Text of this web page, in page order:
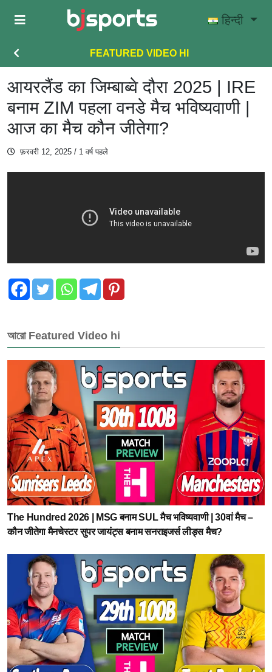
Skip to main content
हिन्दी
FEATURED VIDEO HI
आयरलैंड का जिम्बाब्वे दौरा 2025 | IRE
बनाम ZIM पहला वनडे मैच भविष्यवाणी |
आज का मैच कौन जीतेगा?
फ़रवरी 12, 2025 / 1 वर्ष पहले
আরো Featured Video hi
The Hundred 2026 | MSG बनाम SUL मैच भविष्यवाणी | 30वां मैच –
कौन जीतेगा मैनचेस्टर सुपर जायंट्स बनाम सनराइजर्स लीड्स मैच?